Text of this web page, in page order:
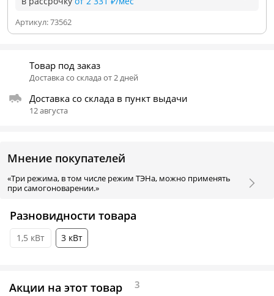
Артикул:73562
Товар под заказ
Доставка со склада от 2 дней
Доставка со склада в пункт выдачи
12 августа
Мнение покупателей
«Три режима, в том числе режим ТЭНа, можно применять
при самогоноварении.»
Разновидности товара
1,5 кВт 3 кВт
Акции на этот товар 3